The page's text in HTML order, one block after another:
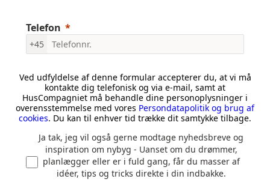
Telefon
+45
Ved udfyldelse af denne formular accepterer du, at vi må
kontakte dig telefonisk og via e-mail, samt at
HusCompagniet må behandle dine personoplysninger i
overensstemmelse med vores Persondatapolitik og brug af
cookies. Du kan til enhver tid trække dit samtykke tilbage.
Ja tak, jeg vil også gerne modtage nyhedsbreve og
inspiration om nybyg - Uanset om du drømmer,
planlægger eller er i fuld gang, får du masser af
idéer, tips og tricks direkte i din indbakke.